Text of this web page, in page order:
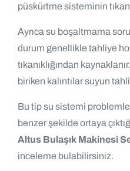
püskürtme sisteminin
Ayrıca su boşaltmama
durum genellikle tahliye
tıkanıklığından
biriken kalıntılar suyun
Bu tip su sistemi
benzer şekilde ortaya
Altus Bulaşık Makinesi
inceleme bulabilirsiniz.